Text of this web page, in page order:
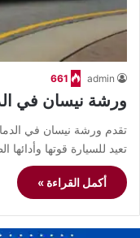
admin
661
ورشة نيسان في
تقدم ورشة نيسان في
تعيد للسيارة قوتها
أكمل القراءة »